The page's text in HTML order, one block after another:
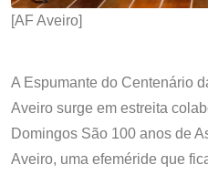
[AF Aveiro]
A Espumante do Centenário
Aveiro surge em estreita
Domingos São 100 anos de
Aveiro, uma efeméride que